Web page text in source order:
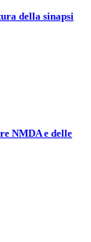
della sinapsi
NMDA e delle